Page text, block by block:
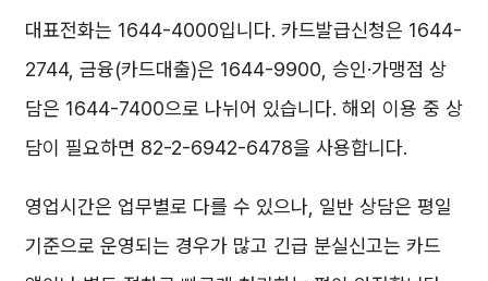
대표전화는 1644-4000입니다. 카드발급신청은 1644-
2744, 금융(카드대출)은 1644-9900, 승인·가맹점 상
담은 1644-7400으로 나뉘어 있습니다. 해외 이용 중 상
담이 필요하면 82-2-6942-6478을 사용합니다.
영업시간은 업무별로 다를 수 있으나, 일반 상담은 평일
기준으로 운영되는 경우가 많고 긴급 분실신고는 카드